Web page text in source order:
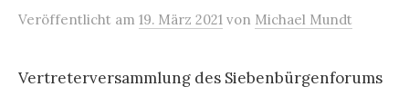
Veröffentlicht am 19. März 2021 von Michael Mundt
Vertreterversammlung des Siebenbürgenforums